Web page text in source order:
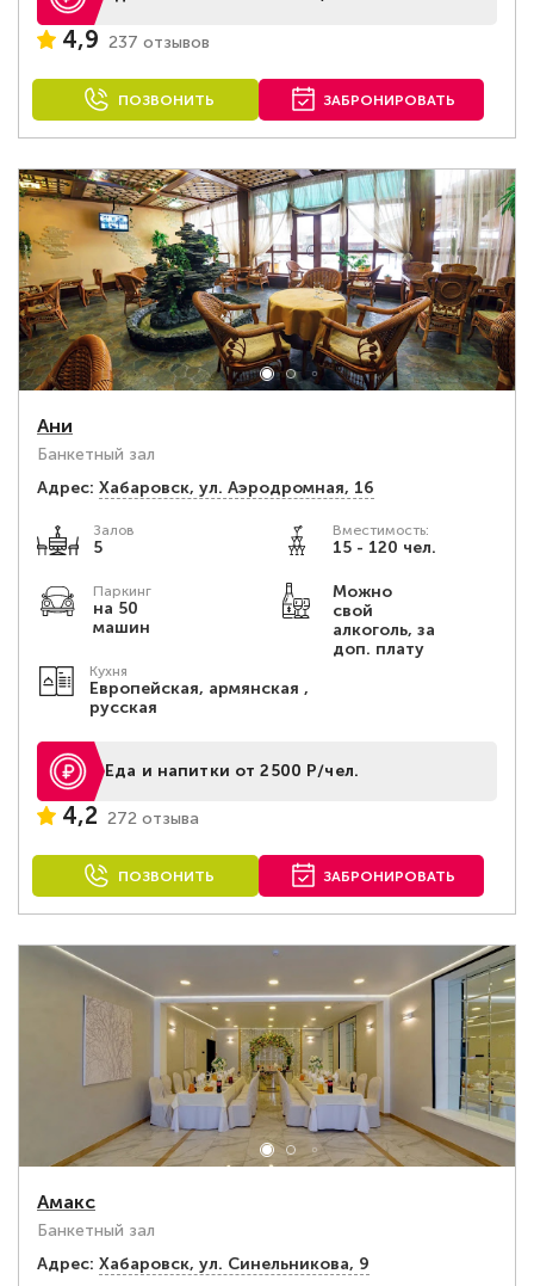
4,9 237 отзывов
ПОЗВОНИТЬ ЗАБРОНИРОВАТЬ
Ани
Банкетный зал
Адрес: Хабаровск, ул. Аэродромная, 16
Залов
5
Вместимость:
15 - 120 чел.
Паркинг
на 50
машин
Можно
свой
алкоголь, за
доп. плату
Кухня
Европейская, армянская ,
русская
Еда и напитки от 2500 Р/чел.
4,2 272 отзыва
ПОЗВОНИТЬ ЗАБРОНИРОВАТЬ
Амакс
Банкетный зал
Адрес: Хабаровск, ул. Синельникова, 9